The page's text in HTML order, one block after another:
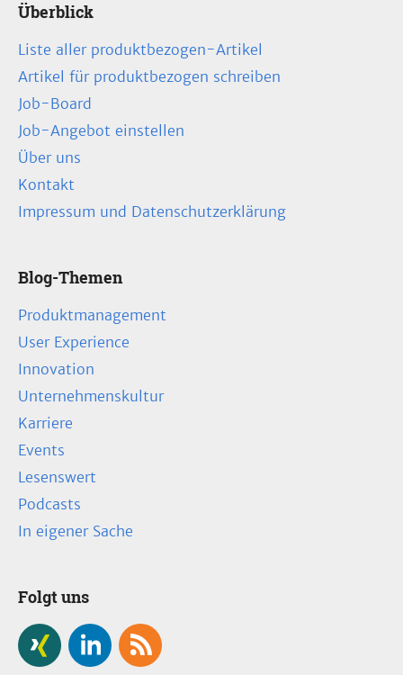
Überblick
Liste aller produktbezogen-Artikel
Artikel für produktbezogen schreiben
Job-Board
Job-Angebot einstellen
Über uns
Kontakt
Impressum und Datenschutzerklärung
Blog-Themen
Produktmanagement
User Experience
Innovation
Unternehmenskultur
Karriere
Events
Lesenswert
Podcasts
In eigener Sache
Folgt uns